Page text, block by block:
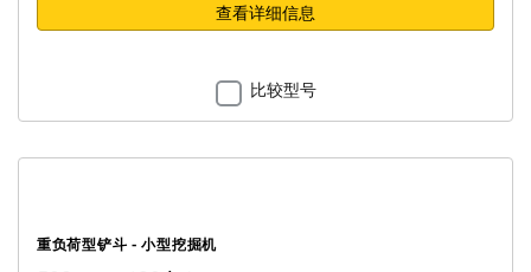
查看详细信息
比较型号
重负荷型铲斗 - 小型挖掘机